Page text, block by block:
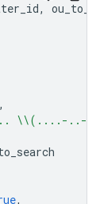
,
,
\\(....-..-
,